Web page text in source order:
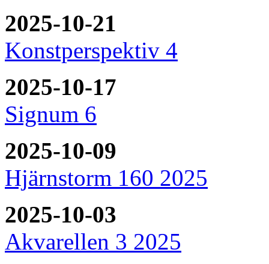
2025-10-21
Konstperspektiv 4
2025-10-17
Signum 6
2025-10-09
Hjärnstorm 160 2025
2025-10-03
Akvarellen 3 2025